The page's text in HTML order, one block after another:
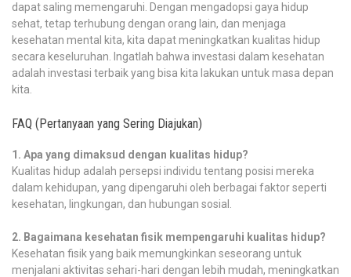
dapat saling memengaruhi. Dengan mengadopsi gaya hidup
sehat, tetap terhubung dengan orang lain, dan menjaga
kesehatan mental kita, kita dapat meningkatkan kualitas hidup
secara keseluruhan. Ingatlah bahwa investasi dalam kesehatan
adalah investasi terbaik yang bisa kita lakukan untuk masa depan
kita.
FAQ (Pertanyaan yang Sering Diajukan)
1. Apa yang dimaksud dengan kualitas hidup?
Kualitas hidup adalah persepsi individu tentang posisi mereka
dalam kehidupan, yang dipengaruhi oleh berbagai faktor seperti
kesehatan, lingkungan, dan hubungan sosial.
2. Bagaimana kesehatan fisik mempengaruhi kualitas hidup?
Kesehatan fisik yang baik memungkinkan seseorang untuk
menjalani aktivitas sehari-hari dengan lebih mudah, meningkatkan